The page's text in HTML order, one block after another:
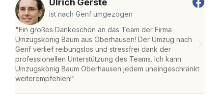
Ulrich Gerste
ist nach Genf umgezogen
"Ein großes Dankeschön an das Team der Firma
Umzugskönig Baum aus Oberhausen! Der Umzug nach
Genf verlief reibungslos und stressfrei dank der
professionellen Unterstützung des Teams. Ich kann
Umzugskönig Baum Oberhausen jedem uneingeschränkt
weiterempfehlen!"